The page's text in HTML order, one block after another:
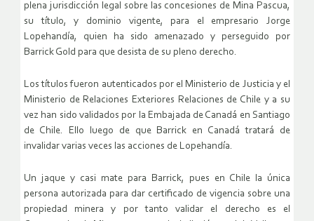
plena jurisdicción legal sobre las concesiones de Mina Pascua,
su título, y dominio vigente, para el empresario Jorge
Lopehandía, quien ha sido amenazado y perseguido por
Barrick Gold para que desista de su pleno derecho.
Los títulos fueron autenticados por el Ministerio de Justicia y el
Ministerio de Relaciones Exteriores Relaciones de Chile y a su
vez han sido validados por la Embajada de Canadá en Santiago
de Chile. Ello luego de que Barrick en Canadá tratará de
invalidar varias veces las acciones de Lopehandía.
Un jaque y casi mate para Barrick, pues en Chile la única
persona autorizada para dar certificado de vigencia sobre una
propiedad minera y por tanto validar el derecho es el